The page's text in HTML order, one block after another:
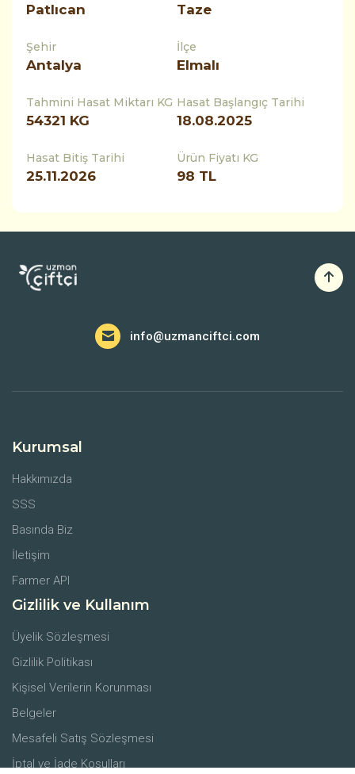
Patlıcan Taze
Şehir
Antalya
İlçe
Elmalı
Tahmini Hasat Miktarı KG
54321 KG
Hasat Başlangıç Tarihi
18.08.2025
Hasat Bitiş Tarihi
25.11.2026
Ürün Fiyatı KG
98 TL
info@uzmanciftci.com
Kurumsal
Hakkımızda
SSS
Basında Biz
İletişim
Farmer API
Gizlilik ve Kullanım
Üyelik Sözleşmesi
Gizlilik Politikası
Kişisel Verilerin Korunması
Belgeler
Mesafeli Satış Sözleşmesi
İptal ve İade Koşulları